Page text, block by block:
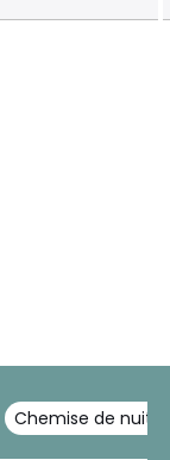
Chemise de nuit